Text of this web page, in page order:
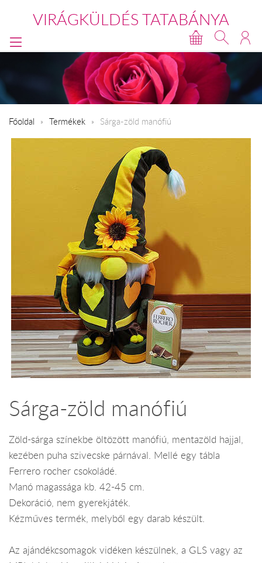
VIRÁGKÜLDÉS TATABÁNYA
Főoldal Termékek Sárga-zöld manófiú
Sárga-zöld manófiú
Zöld-sárga színekbe öltözött manófiú, mentazöld hajjal,
kezében puha szivecske párnával. Mellé egy tábla
Ferrero rocher csokoládé.
Manó magassága kb. 42-45 cm.
Dekoráció, nem gyerekjáték.
Kézműves termék, melyből egy darab készült.
Az ajándékcsomagok vidéken készülnek, a GLS vagy az